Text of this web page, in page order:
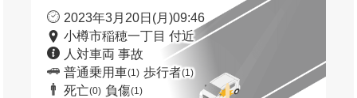
2023年3月20日(月)09:46
小樽市稲穂一丁目 付近
人対車両 事故
普通乗用車(1) 歩行者(1)
死亡(0) 負傷(1)